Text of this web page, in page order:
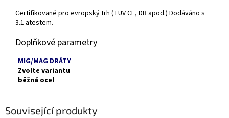
Certifikované pro evropský trh (TÜV CE, DB apod.) Dodáváno s
3.1 atestem.
Doplňkové parametry
MIG/MAG DRÁTY
Zvolte variantu
běžná ocel
Související produkty